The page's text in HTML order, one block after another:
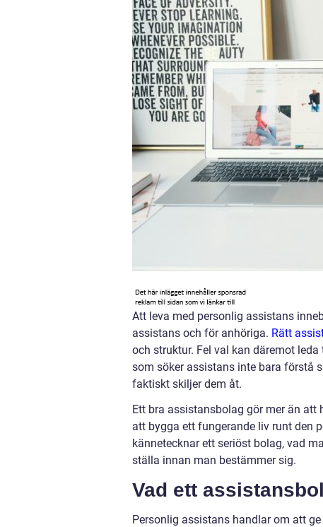
Att leva med personlig assistans
assistans och för anhöriga. Rätt
och struktur. Fel val kan däremot
som söker assistans inte bara förstå
faktiskt skiljer dem åt.
Ett bra assistansbolag gör mer än att
att bygga ett fungerande liv runt den
kännetecknar ett seriöst bolag, vad
ställa innan man bestämmer sig.
Vad ett
Personlig assistans handlar om att